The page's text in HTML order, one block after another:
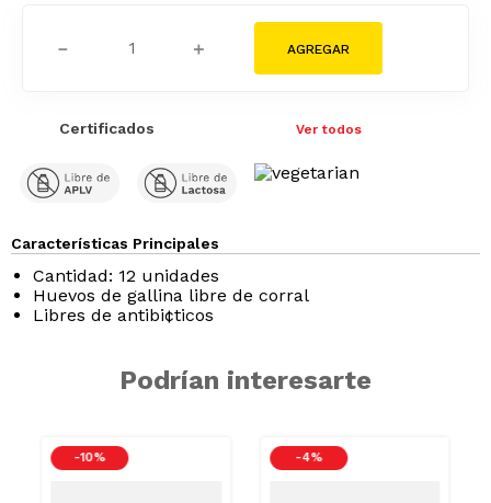
＋
－
Certificados Ver todos
Características Principales
Cantidad: 12 unidades
Huevos de gallina libre de corral
Libres de antibi¢ticos
Podrían interesarte
-10 % -4 %